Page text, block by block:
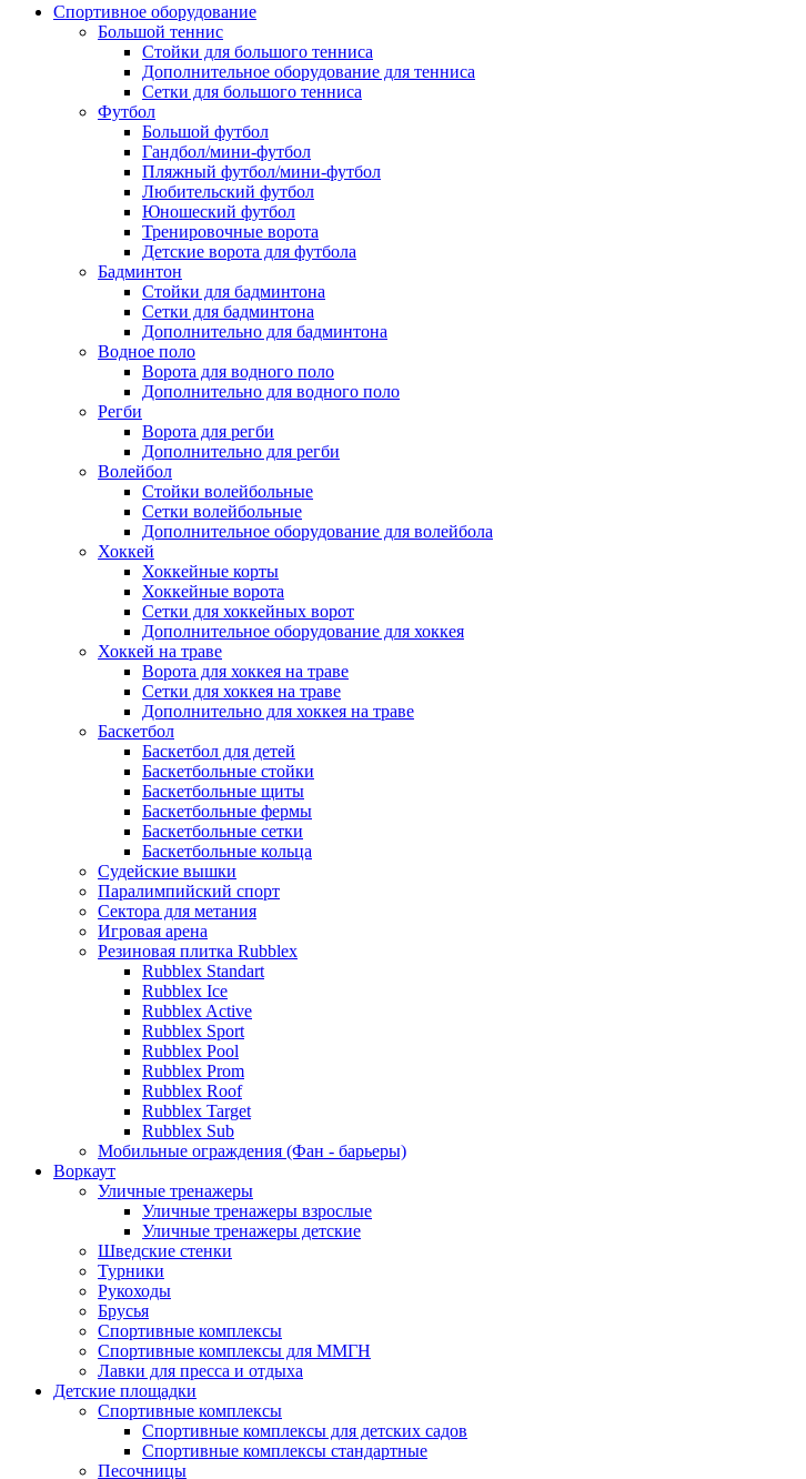
Спортивное оборудование
Большой теннис
Стойки для большого тенниса
Дополнительное оборудование для тенниса
Сетки для большого тенниса
Футбол
Большой футбол
Гандбол/мини-футбол
Пляжный футбол/мини-футбол
Любительский футбол
Юношеский футбол
Тренировочные ворота
Детские ворота для футбола
Бадминтон
Стойки для бадминтона
Сетки для бадминтона
Дополнительно для бадминтона
Водное поло
Ворота для водного поло
Дополнительно для водного поло
Регби
Ворота для регби
Дополнительно для регби
Волейбол
Стойки волейбольные
Сетки волейбольные
Дополнительное оборудование для волейбола
Хоккей
Хоккейные корты
Хоккейные ворота
Сетки для хоккейных ворот
Дополнительное оборудование для хоккея
Хоккей на траве
Ворота для хоккея на траве
Сетки для хоккея на траве
Дополнительно для хоккея на траве
Баскетбол
Баскетбол для детей
Баскетбольные стойки
Баскетбольные щиты
Баскетбольные фермы
Баскетбольные сетки
Баскетбольные кольца
Судейские вышки
Паралимпийский спорт
Сектора для метания
Игровая арена
Резиновая плитка Rubblex
Rubblex Standart
Rubblex Ice
Rubblex Active
Rubblex Sport
Rubblex Pool
Rubblex Prom
Rubblex Roof
Rubblex Target
Rubblex Sub
Мобильные ограждения (Фан - барьеры)
Воркаут
Уличные тренажеры
Уличные тренажеры взрослые
Уличные тренажеры детские
Шведские стенки
Турники
Рукоходы
Брусья
Спортивные комплексы
Спортивные комплексы для ММГН
Лавки для пресса и отдыха
Детские площадки
Спортивные комплексы
Спортивные комплексы для детских садов
Спортивные комплексы стандартные
Песочницы